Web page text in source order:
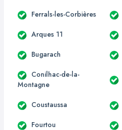
Ferrals-les-Corbières
Arques 11
Bugarach
Conilhac-de-la-
Montagne
Coustaussa
Fourtou